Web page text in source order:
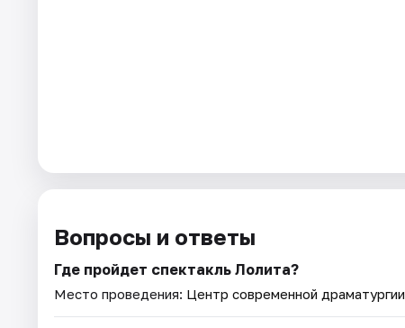
Вопросы и ответы
Где пройдет спектакль Лолита?
Место проведения: Центр современной драматургии